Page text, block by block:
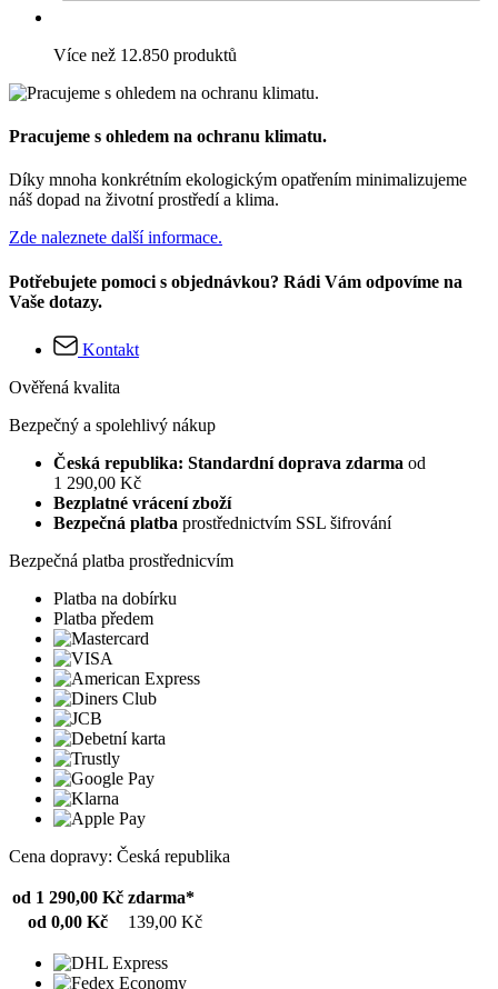
Více než 12.850 produktů
Pracujeme s ohledem na ochranu klimatu.
Díky mnoha konkrétním ekologickým opatřením minimalizujeme
náš dopad na životní prostředí a klima.
Zde naleznete další informace.
Potřebujete pomoci s objednávkou? Rádi Vám odpovíme na
Vaše dotazy.
Kontakt
Ověřená kvalita
Bezpečný a spolehlivý nákup
Česká republika: Standardní doprava zdarma od
1 290,00 Kč
Bezplatné vrácení zboží
Bezpečná platba prostřednictvím SSL šifrování
Bezpečná platba prostřednicvím
Platba na dobírku
Platba předem
Cena dopravy: Česká republika
od 1 290,00 Kč zdarma*
od 0,00 Kč
139,00 Kč